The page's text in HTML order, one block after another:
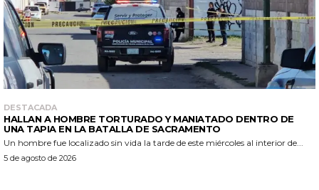
DESTACADA
HALLAN A HOMBRE TORTURADO Y MANIATADO DENTRO DE
UNA TAPIA EN LA BATALLA DE SACRAMENTO
Un hombre fue localizado sin vida la tarde de este miércoles al interior de...
5 de agosto de 2026